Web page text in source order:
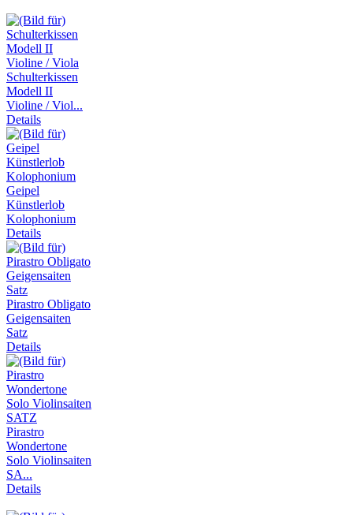
Schulterkissen
Modell II
Violine / Viol...
Details
Geipel
Künstlerlob
Kolophonium
Details
Pirastro Obligato
Geigensaiten
Satz
Details
Pirastro
Wondertone
Solo Violinsaiten
SA...
Details